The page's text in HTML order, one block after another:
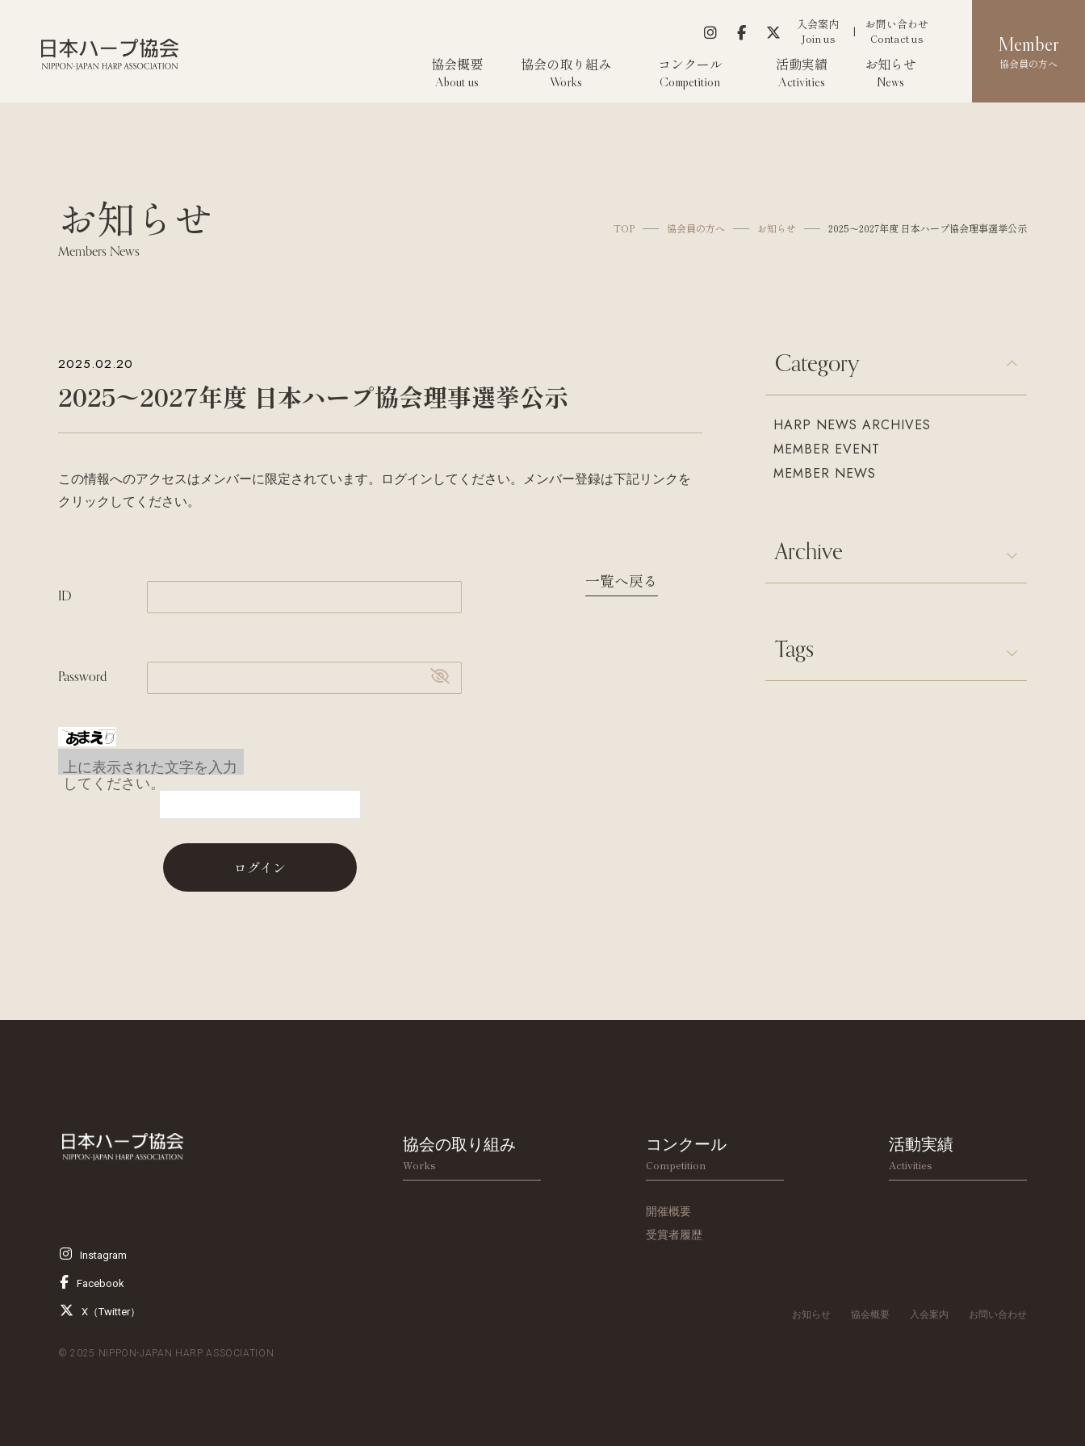
入会案内
Join us
お問い合わせ
Contact us
協会概要
About us
協会の取り組み
Works
コンクール
Competition
活動実績
Activities
お知らせ
News
Member
協会員の方へ
お知らせ
Members News
TOP 協会員の方へ お知らせ 2025〜2027年度 日本ハープ協会理事選挙公示
2025.02.20
2025〜2027年度 日本ハープ協会理事選挙公示
この情報へのアクセスはメンバーに限定されています。ログインしてください。メンバー登録は下記リンクを
クリックしてください。
上に表示された文字を入力
してください。
一覧へ戻る
Category
HARP NEWS ARCHIVES
MEMBER EVENT
MEMBER NEWS
Archive
Tags
Instagram
Facebook
X（Twitter）
協会の取り組み
Works
コンクール
Competition
開催概要
受賞者履歴
活動実績
Activities
お知らせ 協会概要 入会案内 お問い合わせ
© 2025 NIPPON-JAPAN HARP ASSOCIATION